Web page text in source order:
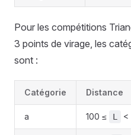
Pour les compétitions
3 points de virage, les
sont :
Catégorie Distance
a 100 ≤ L <